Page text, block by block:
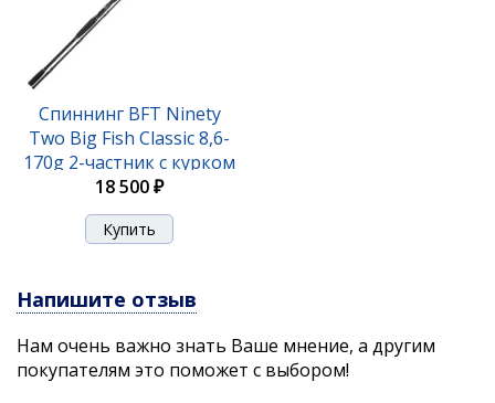
Спиннинг BFT Ninety
Two Big Fish Classic 8,6-
170g 2-частник с курком
18 500 ₽
Напишите отзыв
Нам очень важно знать Ваше мнение, а другим
покупателям это поможет с выбором!